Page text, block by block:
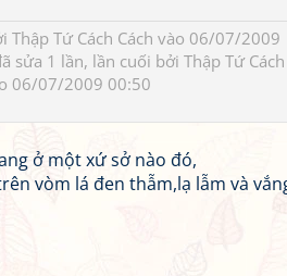
Thập Tứ Cách Cách vào 06/07/2009
sửa 1 lần, lần cuối bởi Thập Tứ Cách
06/07/2009 00:50
ở một xứ sở nào đó,
vòm lá đen thẫm,lạ lẫm và